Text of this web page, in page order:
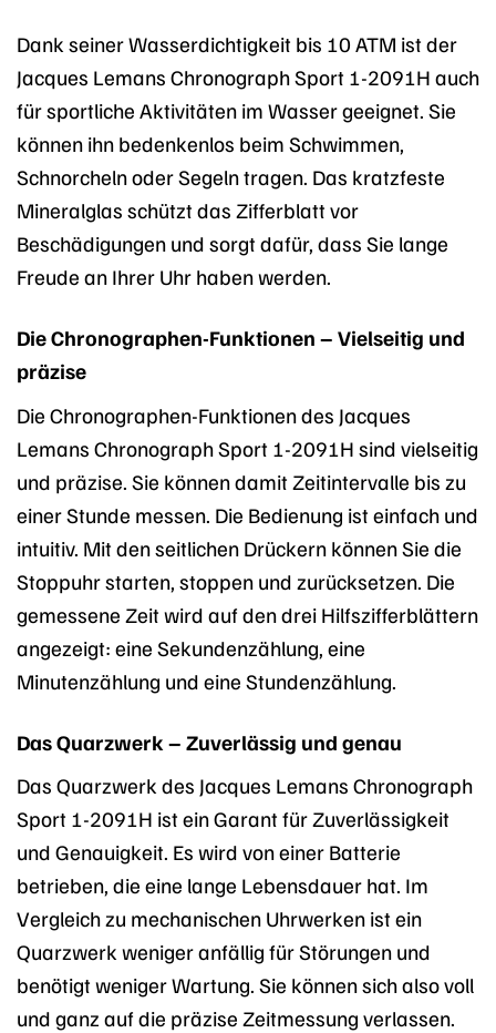
Dank seiner Wasserdichtigkeit bis 10 ATM ist der
Jacques Lemans Chronograph Sport 1-2091H auch
für sportliche Aktivitäten im Wasser geeignet. Sie
können ihn bedenkenlos beim Schwimmen,
Schnorcheln oder Segeln tragen. Das kratzfeste
Mineralglas schützt das Zifferblatt vor
Beschädigungen und sorgt dafür, dass Sie lange
Freude an Ihrer Uhr haben werden.
Die Chronographen-Funktionen – Vielseitig und
präzise
Die Chronographen-Funktionen des Jacques
Lemans Chronograph Sport 1-2091H sind vielseitig
und präzise. Sie können damit Zeitintervalle bis zu
einer Stunde messen. Die Bedienung ist einfach und
intuitiv. Mit den seitlichen Drückern können Sie die
Stoppuhr starten, stoppen und zurücksetzen. Die
gemessene Zeit wird auf den drei Hilfszifferblättern
angezeigt: eine Sekundenzählung, eine
Minutenzählung und eine Stundenzählung.
Das Quarzwerk – Zuverlässig und genau
Das Quarzwerk des Jacques Lemans Chronograph
Sport 1-2091H ist ein Garant für Zuverlässigkeit
und Genauigkeit. Es wird von einer Batterie
betrieben, die eine lange Lebensdauer hat. Im
Vergleich zu mechanischen Uhrwerken ist ein
Quarzwerk weniger anfällig für Störungen und
benötigt weniger Wartung. Sie können sich also voll
und ganz auf die präzise Zeitmessung verlassen.